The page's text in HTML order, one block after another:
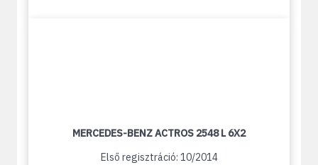
MERCEDES-BENZ ACTROS 2548 L 6X2
Első regisztráció: 10/2014